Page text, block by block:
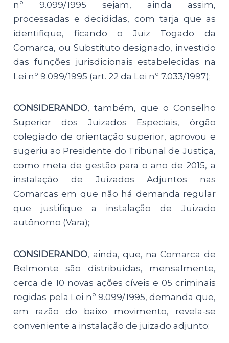
nº 9.099/1995 sejam, ainda assim,
processadas e decididas, com tarja que as
identifique, ficando o Juiz Togado da
Comarca, ou Substituto designado, investido
das funções jurisdicionais estabelecidas na
Lei nº 9.099/1995 (art. 22 da Lei nº 7.033/1997);
CONSIDERANDO, também, que o Conselho
Superior dos Juizados Especiais, órgão
colegiado de orientação superior, aprovou e
sugeriu ao Presidente do Tribunal de Justiça,
como meta de gestão para o ano de 2015, a
instalação de Juizados Adjuntos nas
Comarcas em que não há demanda regular
que justifique a instalação de Juizado
autônomo (Vara);
CONSIDERANDO, ainda, que, na Comarca de
Belmonte são distribuídas, mensalmente,
cerca de 10 novas ações cíveis e 05 criminais
regidas pela Lei nº 9.099/1995, demanda que,
em razão do baixo movimento, revela-se
conveniente a instalação de juizado adjunto;